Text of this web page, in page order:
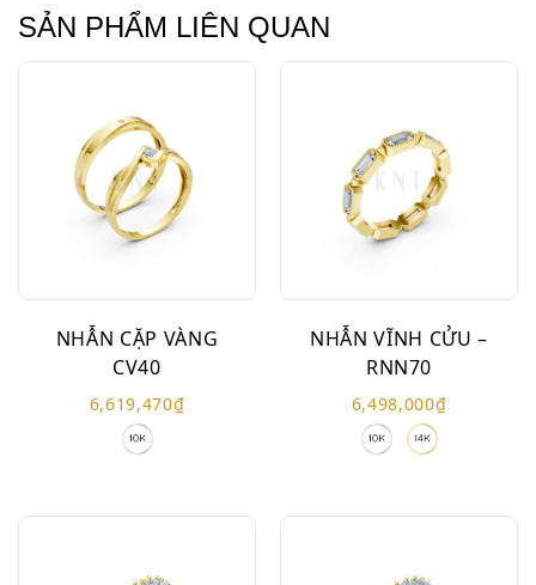
SẢN PHẨM LIÊN QUAN
NHẪN CẶP VÀNG
CV40
6,619,470₫
NHẪN VĨNH CỬU –
RNN70
6,498,000₫